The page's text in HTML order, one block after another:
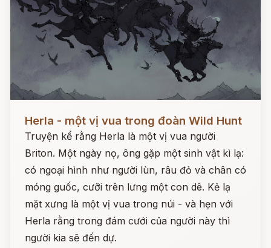
Herla - một vị vua trong đoàn Wild Hunt
Truyện kể rằng Herla là một vị vua người
Briton. Một ngày nọ, ông gặp một sinh vật kì lạ:
có ngoại hình như người lùn, râu đỏ và chân có
móng guốc, cưỡi trên lưng một con dê. Kẻ lạ
mặt xưng là một vị vua trong núi - và hẹn với
Herla rằng trong đám cưới của người này thì
người kia sẽ đến dự.